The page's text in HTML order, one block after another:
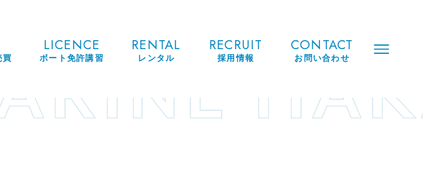
LICENCE
ボート免許講習
RENTAL
レンタル
RECRUIT
採用情報
CONTACT
お問い合わせ